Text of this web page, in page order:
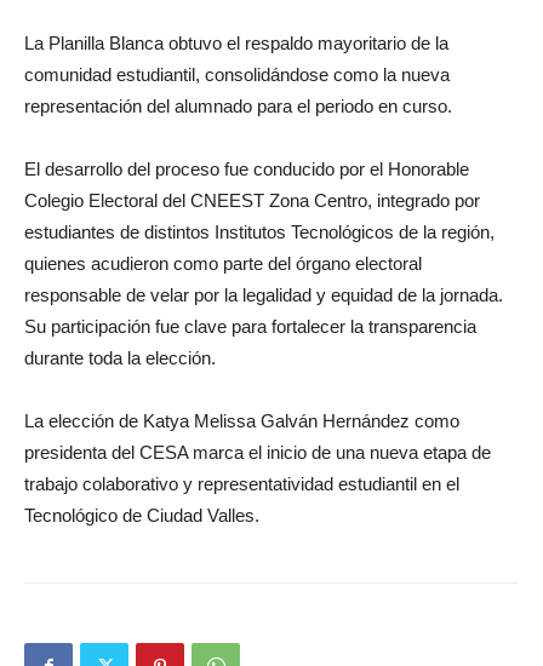
La Planilla Blanca obtuvo el respaldo mayoritario de la
comunidad estudiantil, consolidándose como la nueva
representación del alumnado para el periodo en curso.
El desarrollo del proceso fue conducido por el Honorable
Colegio Electoral del CNEEST Zona Centro, integrado por
estudiantes de distintos Institutos Tecnológicos de la región,
quienes acudieron como parte del órgano electoral
responsable de velar por la legalidad y equidad de la jornada.
Su participación fue clave para fortalecer la transparencia
durante toda la elección.
La elección de Katya Melissa Galván Hernández como
presidenta del CESA marca el inicio de una nueva etapa de
trabajo colaborativo y representatividad estudiantil en el
Tecnológico de Ciudad Valles.